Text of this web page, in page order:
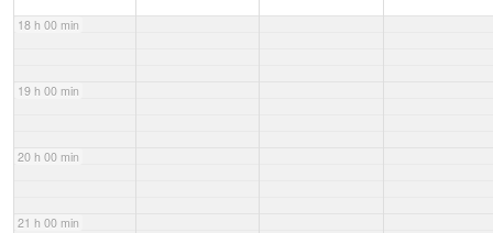
18 h 00 min
19 h 00 min
20 h 00 min
21 h 00 min